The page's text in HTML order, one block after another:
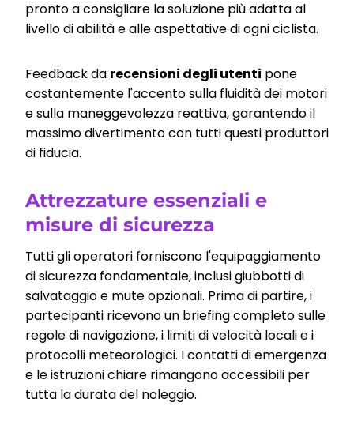
pronto a consigliare la soluzione più adatta al
livello di abilità e alle aspettative di ogni ciclista.
Feedback da recensioni degli utenti pone
costantemente l'accento sulla fluidità dei motori
e sulla maneggevolezza reattiva, garantendo il
massimo divertimento con tutti questi produttori
di fiducia.
Attrezzature essenziali e
misure di sicurezza
Tutti gli operatori forniscono l'equipaggiamento
di sicurezza fondamentale, inclusi giubbotti di
salvataggio e mute opzionali. Prima di partire, i
partecipanti ricevono un briefing completo sulle
regole di navigazione, i limiti di velocità locali e i
protocolli meteorologici. I contatti di emergenza
e le istruzioni chiare rimangono accessibili per
tutta la durata del noleggio.